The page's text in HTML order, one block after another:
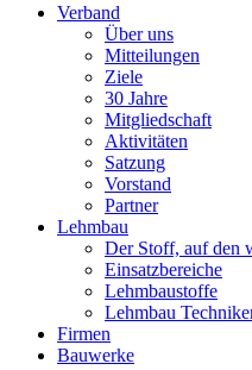
Verband
Über uns
Mitteilungen
Ziele
30 Jahre
Mitgliedschaft
Aktivitäten
Satzung
Vorstand
Partner
Lehmbau
Der Stoff, auf den
Einsatzbereiche
Lehmbaustoffe
Lehmbau
Firmen
Bauwerke